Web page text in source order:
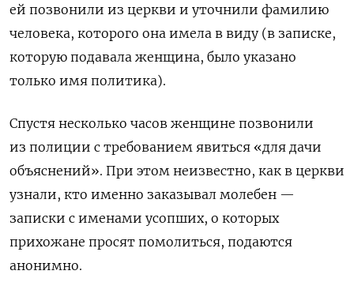
ей позвонили из церкви и уточнили фамилию
человека, которого она имела в виду (в записке,
которую подавала женщина, было указано
только имя политика).
Спустя несколько часов женщине позвонили
из полиции с требованием явиться «для дачи
объяснений». При этом неизвестно, как в церкви
узнали, кто именно заказывал молебен —
записки с именами усопших, о которых
прихожане просят помолиться, подаются
анонимно.